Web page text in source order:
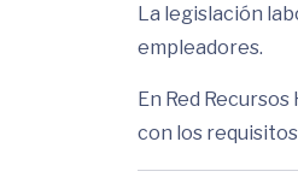
La legislación
empleadores.
En Red
con los